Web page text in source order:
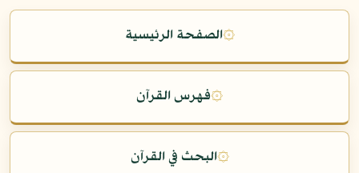
۞الصفحة الرئيسية
۞فهرس القرآن
۞البحث في القرآن